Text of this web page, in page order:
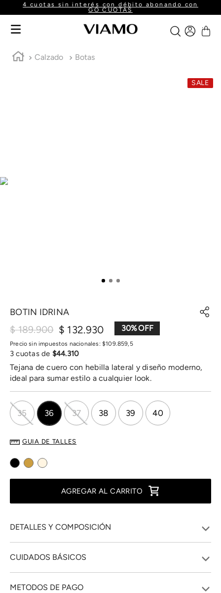
4 cuotas sin interés con débito abonando con
GO CUOTAS
Calzado Botas
SALE
BOTIN IDRINA
$ 132.930
$ 189.900 30%
Precio sin impuestos nacionales: $109.859, 5
3 cuotas de $44.310
Tejana de cuero con hebilla lateral y diseño moderno,
ideal para sumar estilo a cualquier look.
35 36 37 38 39 40
GUIA DE TALLES
AGREGAR AL CARRITO
DETALLES Y COMPOSICIÓN
CUIDADOS BÁSICOS
METODOS DE PAGO